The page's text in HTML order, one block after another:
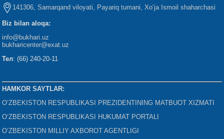
141306, Samarqand viloyati, Payariq tumani, Xo‘ja Ismoil shaharchasi
Biz bilan aloqa:
info@bukhari.uz
bukharicenter@exat.uz
Тел: (66) 240-20-11
HAMKOR SAYTLAR:
O‘ZBEKISTON RESPUBLIKASI PREZIDENTINING MATBUOT XIZMATI
O‘ZBEKISTON RESPUBLIKASI HUKUMAT PORTALI
O‘ZBEKISTON MILLIY AXBOROT AGENTLIGI